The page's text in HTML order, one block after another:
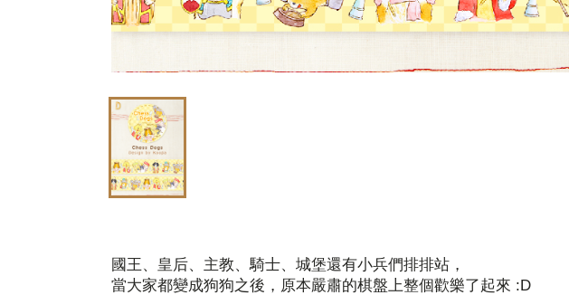
國王、皇后、主教、騎士、城堡還有小兵們排排站，
當大家都變成狗狗之後，原本嚴肅的棋盤上整個歡樂了起來 :D